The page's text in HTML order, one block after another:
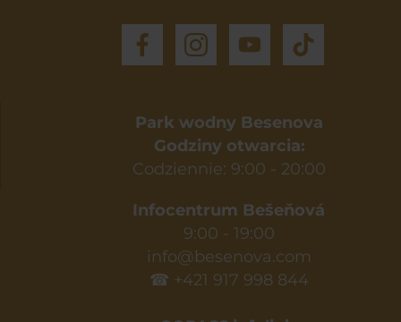
Park wodny Besenova
Godziny otwarcia:
Codziennie: 9:00 - 20:00
Infocentrum Bešeňová
9:00 - 19:00
info@besenova.com
☎ +421 917 998 844